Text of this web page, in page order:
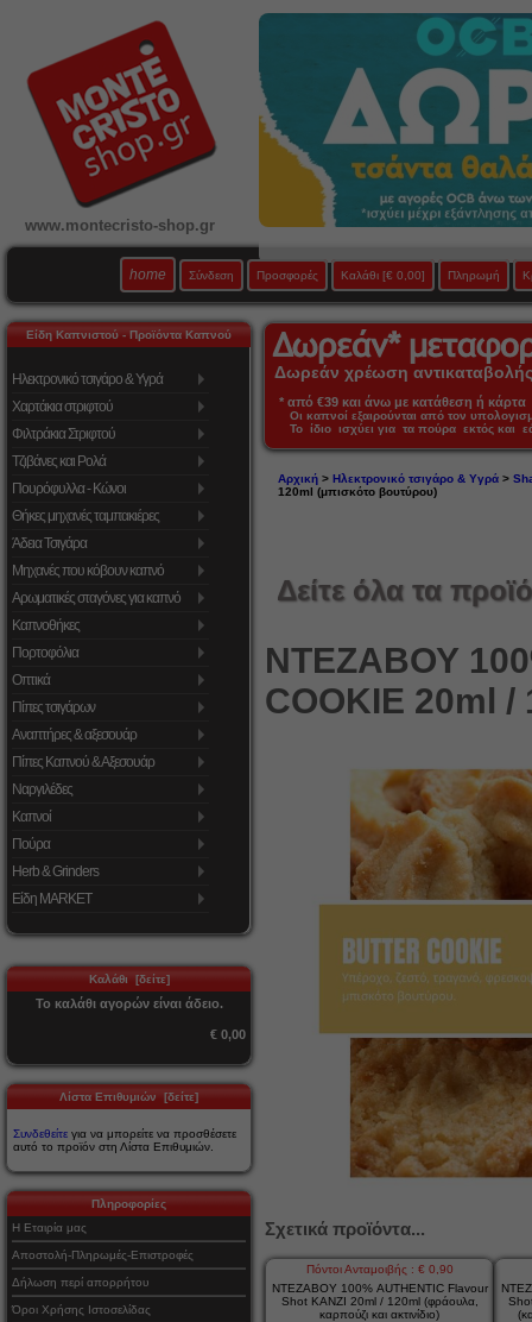
www.montecristo-shop.gr
home Σύνδεση Προσφορές Καλάθι [€ 0,00] Πληρωμή
Είδη Καπνιστού - Προϊόντα Καπνού
Ηλεκτρονικό τσιγάρο & Υγρά
Χαρτάκια στριφτού
Φιλτράκια Στριφτού
Τζιβάνες και Ρολά
Πουρόφυλλα - Κώνοι
Θήκες μηχανές ταμπακιέρες
Άδεια Τσιγάρα
Μηχανές που κόβουν καπνό
Αρωματικές σταγόνες για καπνό
Καπνοθήκες
Πορτοφόλια
Οπτικά
Πίπες τσιγάρων
Αναπτήρες & αξεσουάρ
Πίπες Καπνού & Αξεσουάρ
Ναργιλέδες
Καπνοί
Πούρα
Herb & Grinders
Είδη MARKET
Καλάθι [δείτε]
Το καλάθι αγορών είναι άδειο.
€ 0,00
Λίστα Επιθυμιών [δείτε]
Συνδεθείτε για να μπορείτε να προσθέσετε
αυτό το προϊόν στη Λίστα Επιθυμιών.
Πληροφορίες
Η Εταιρία μας
Αποστολή-Πληρωμές-Επιστροφές
Δήλωση περί απορρήτου
Όροι Χρήσης Ιστοσελίδας
Δωρεάν χρέωση
* από €39 και άνω με κατάθεση ή
Οι καπνοί εξαιρούνται από τον
Το ίδιο ισχύει για τα πούρα εκτός και
Αρχική> Ηλεκτρονικό τσιγάρο & Υγρά>
120ml (μπισκότο βουτύρου)
Δείτε όλα τα
ΝΤΕΖΑΒΟΥ
COOKIE 20ml /
Σχετικά προϊόντα...
Πόντοι Ανταμοιβής : € 0,90
ΝΤΕΖΑΒΟΥ 100% AUTHENTIC Flavour
Shot KANZI 20ml / 120ml (φράουλα,
καρπούζι και ακτινίδιο)